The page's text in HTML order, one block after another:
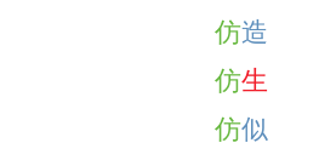
仿造
仿生
仿似